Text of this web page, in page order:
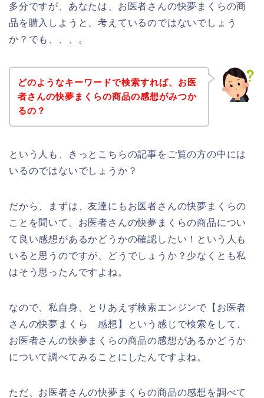
多分ですが、あなたは、お医者さんの快夢まくらの商
品を購入しようと、考えているのではないでしょう
か？でも、、、。
どのようなキーワードで検索すれば、お医
者さんの快夢まくらの商品の感想がみつか
るの？
という人も、きっとこちらの記事をご覧の方の中には
いるのではないでしょうか？
だから、まずは、友達にもお医者さんの快夢まくらの
ことを聞いて、お医者さんの快夢まくらの商品につい
て良い感想があるかどうかの確認したい！という人も
いると思うのですが、どうでしょうか？少なくとも私
はそう思ったんですよね。
なので、私自身、とりあえず検索エンジンで【お医者
さんの快夢まくら 感想】という感じで検索をして、
お医者さんの快夢まくらの商品の感想があるかどうか
について調べてみることにしたんですよね。
ただ、お医者さんの快夢まくらの商品の感想を調べて